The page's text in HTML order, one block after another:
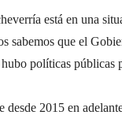
está en una
sabemos que el
políticas públicas
desde 2015 en